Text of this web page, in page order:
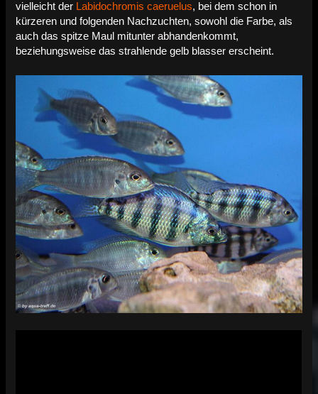
vielleicht der Labidochromis caeruelus, bei dem schon in
kürzeren und folgenden Nachzuchten, sowohl die Farbe, als
auch das spitze Maul mitunter abhandenkommt,
beziehungsweise das strahlende gelb blasser erscheint.